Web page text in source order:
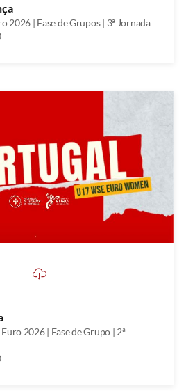
2026 | Fase de Grupos | 3ª Jornada
2026 | Fase de Grupo | 2ª